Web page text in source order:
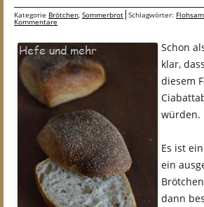
Kategorie Brötchen, Sommerbrot Schlagwörter:
Kommentare
Schon
klar,
diesem
würden.
Es ist
ein
dann